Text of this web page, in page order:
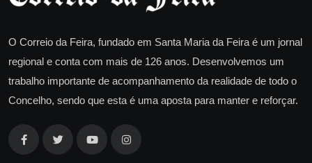
O Correio da Feira, fundado em Santa Maria da Feira é um jornal
regional e conta com mais de 126 anos. Desenvolvemos um
trabalho importante de acompanhamento da realidade de todo o
Concelho, sendo que esta é uma aposta para manter e reforçar.